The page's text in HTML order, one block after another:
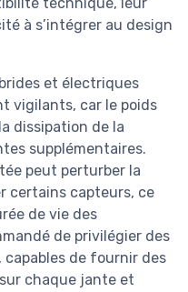
technique, leur
à s’intégrer au design
et électriques
vigilants, car le poids
dissipation de la
supplémentaires.
peut perturber la
certains capteurs, ce
de vie des
de privilégier des
de fournir des
chaque jante et